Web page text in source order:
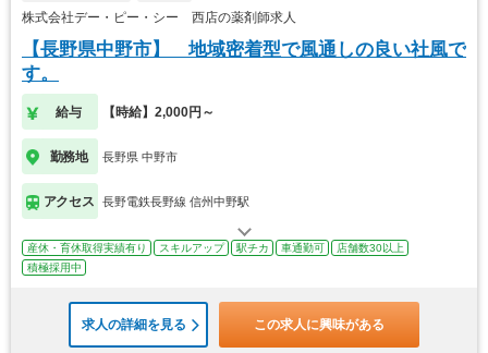
株式会社デー・ピー・シー 西店の薬剤師求人
【長野県中野市】 地域密着型で風通しの良い社風で
す。
給与 【時給】2,000円～
勤務地 長野県 中野市
アクセス 長野電鉄長野線 信州中野駅
産休・育休取得実績有り スキルアップ 駅チカ 車通勤可
店舗数30以上
積極採用中
求人の詳細を見る この求人に興味がある